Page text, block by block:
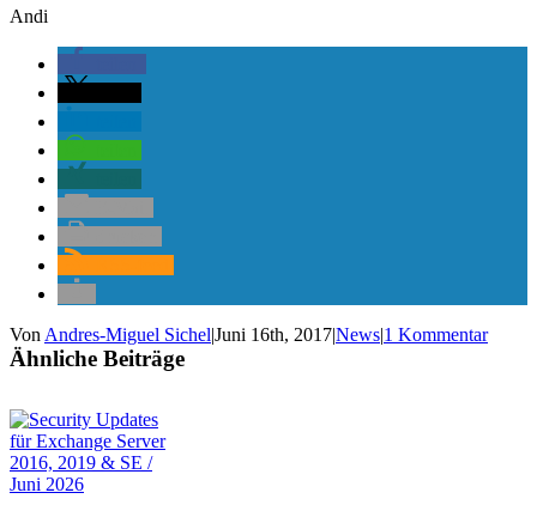
Andi
Von Andres-Miguel Sichel|Juni 16th, 2017|News|1 Kommentar
Ähnliche Beiträge